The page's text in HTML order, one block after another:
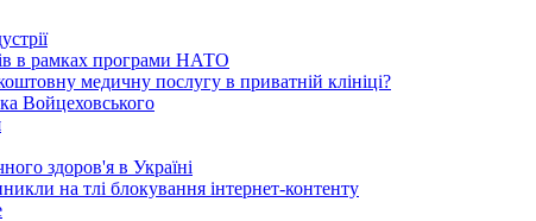
в рамках програми НАТО
медичну послугу в приватній клініці?
Войцеховського
здоров'я в Україні
на тлі блокування інтернет-контенту